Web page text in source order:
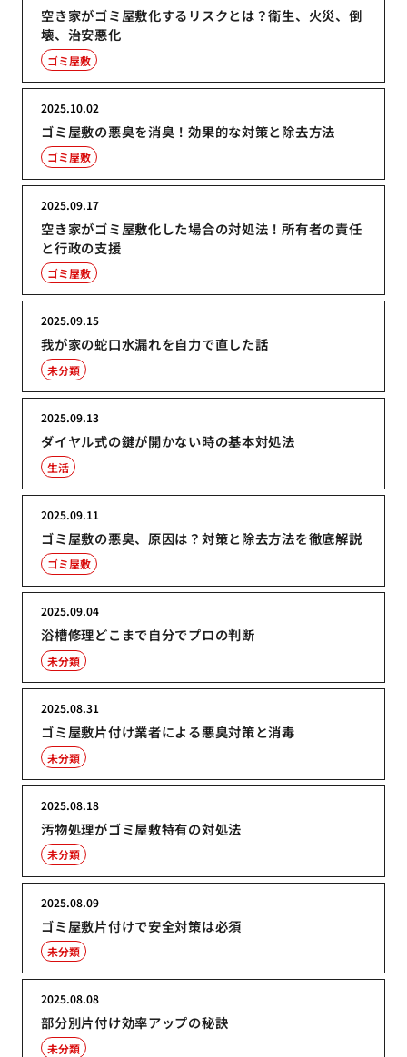
空き家がゴミ屋敷化するリスクとは？衛生、火災、倒
壊、治安悪化
ゴミ屋敷
ゴミ屋敷の悪臭を消臭！効果的な対策と除去方法
2025.10.02
ゴミ屋敷
空き家がゴミ屋敷化した場合の対処法！所有者の責任
と行政の支援
2025.09.17
ゴミ屋敷
我が家の蛇口水漏れを自力で直した話
2025.09.15
未分類
ダイヤル式の鍵が開かない時の基本対処法
2025.09.13
生活
ゴミ屋敷の悪臭、原因は？対策と除去方法を徹底解説
2025.09.11
ゴミ屋敷
浴槽修理どこまで自分でプロの判断
2025.09.04
未分類
ゴミ屋敷片付け業者による悪臭対策と消毒
2025.08.31
未分類
汚物処理がゴミ屋敷特有の対処法
2025.08.18
未分類
ゴミ屋敷片付けで安全対策は必須
2025.08.09
未分類
部分別片付け効率アップの秘訣
2025.08.08
未分類